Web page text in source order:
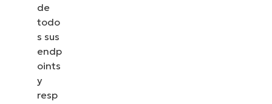
de
todo
s sus
endp
oints
y
resp